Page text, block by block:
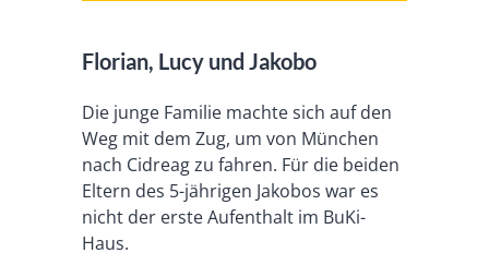
Florian, Lucy und Jakobo
Die junge Familie machte sich auf den
Weg mit dem Zug, um von München
nach Cidreag zu fahren. Für die beiden
Eltern des 5-jährigen Jakobos war es
nicht der erste Aufenthalt im BuKi-
Haus.